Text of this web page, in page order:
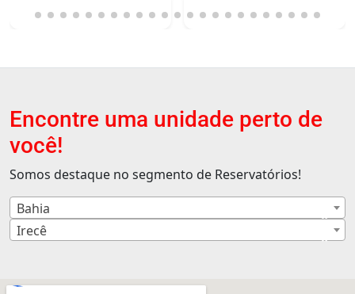
Encontre uma unidade perto de
você!
Somos destaque no segmento de Reservatórios!
×
Bahia
×
Irecê